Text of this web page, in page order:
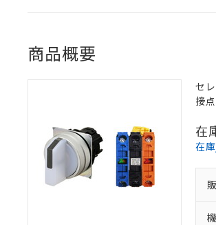
商品概要
セ
接
在
在